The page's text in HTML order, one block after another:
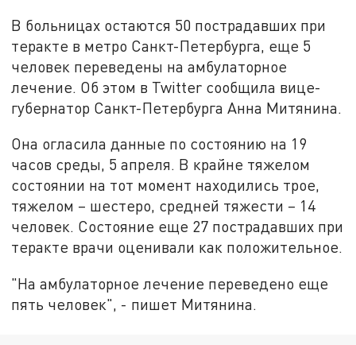
В больницах остаются 50 пострадавших при
теракте в метро Санкт-Петербурга, еще 5
человек переведены на амбулаторное
лечение. Об этом в Twitter сообщила вице-
губернатор Санкт-Петербурга Анна Митянина.
Она огласила данные по состоянию на 19
часов среды, 5 апреля. В крайне тяжелом
состоянии на тот момент находились трое,
тяжелом – шестеро, средней тяжести – 14
человек. Состояние еще 27 пострадавших при
теракте врачи оценивали как положительное.
"На амбулаторное лечение переведено еще
пять человек", - пишет Митянина.